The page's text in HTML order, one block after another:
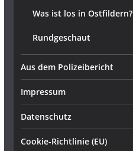
Was ist los in Ostfildern?
Rundgeschaut
Aus dem Polizeibericht
Impressum
Datenschutz
Cookie-Richtlinie (EU)